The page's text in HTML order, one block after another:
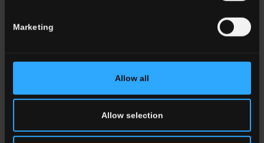
Marketing
Allow all
Allow selection
PO 11Visone Brick
CARACTERISTIQUES TECHNIQUES